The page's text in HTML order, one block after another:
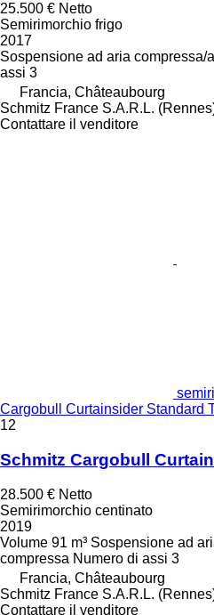
25.500 € Netto
Semirimorchio frigo
2017
Sospensione ad aria compressa/
assi 3
Francia, Châteaubourg
Schmitz France S.A.R.L.
Contattare il venditore
Cargobull Curtainsider Standard
12
Schmitz Cargobull
28.500 € Netto
Semirimorchio centinato
2019
Volume 91 m³ Sospensione ad
compressa Numero di assi 3
Francia, Châteaubourg
Schmitz France S.A.R.L.
Contattare il venditore